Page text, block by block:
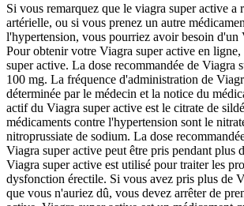
Si vous remarquez que le viagra super active a
artérielle, ou si vous prenez un autre
l'hypertension, vous pourriez avoir besoin d'un
Pour obtenir votre Viagra super active en
super active. La dose recommandée de Viagra
100 mg. La fréquence d'administration de
déterminée par le médecin et la notice du
actif du Viagra super active est le citrate de
médicaments contre l'hypertension sont le
nitroprussiate de sodium. La dose
Viagra super active peut être pris pendant plus
Viagra super active est utilisé pour traiter les
dysfonction érectile. Si vous avez pris plus de
que vous n'auriez dû, vous devez arrêter de